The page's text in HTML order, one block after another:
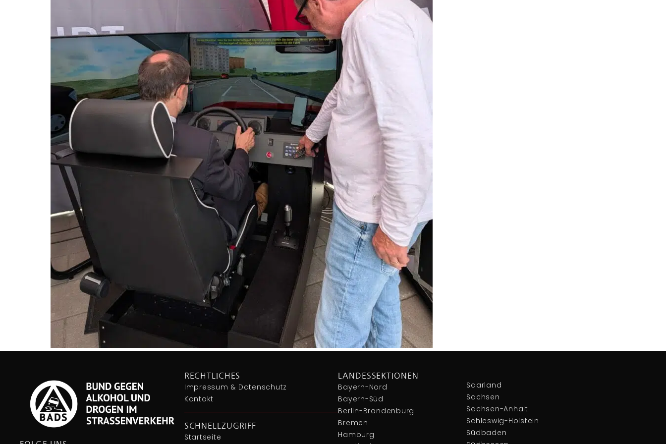
RECHTLICHES
Impressum & Datenschutz
Kontakt
SCHNELLZUGRIFF
Startseite
LANDESSEKTIONEN
Bayern-Nord
Bayern-Süd
Berlin-Brandenburg
Bremen
Hamburg
Saarland
Sachsen
Sachsen-Anhalt
Schleswig-Holstein
Südbaden